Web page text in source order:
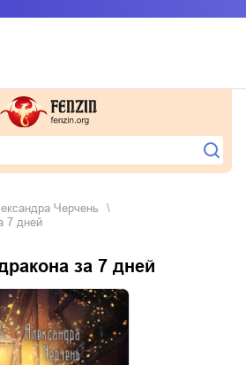
Черчень
7 дней
за 7 дней